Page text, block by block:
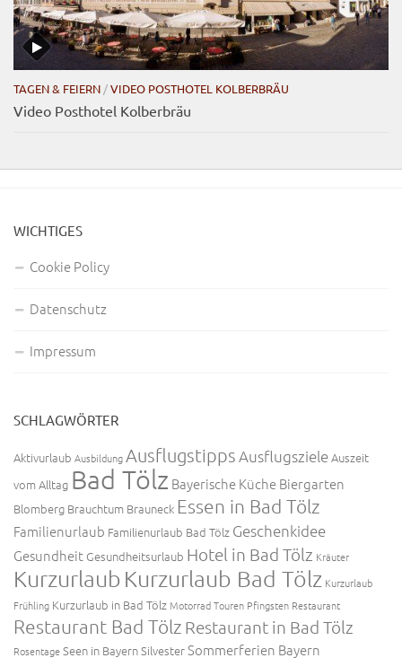
TAGEN & FEIERN /VIDEO POSTHOTEL KOLBERBRÄU
Video Posthotel Kolberbräu
WICHTIGES
Cookie Policy
Datenschutz
Impressum
SCHLAGWÖRTER
Aktivurlaub Ausbildung AusflugstippsAusflugszieleAuszeit
vom Alltag Bad Tölz Bayerische KücheBiergarten
Blomberg Brauchtum Brauneck Essen in Bad Tölz
Familienurlaub Familienurlaub Bad Tölz Geschenkidee
Gesundheit Gesundheitsurlaub Hotel in Bad Tölz Kräuter
Kurzurlaub Kurzurlaub Bad Tölz Kurzurlaub
Frühling Kurzurlaub in Bad Tölz Motorrad Touren Pfingsten Restaurant
Restaurant Bad Tölz Restaurant in Bad Tölz
RosentageSeen in BayernSilvesterSommerferien Bayern